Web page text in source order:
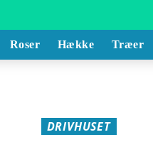
Roser Hække Træer
DRIVHUSET